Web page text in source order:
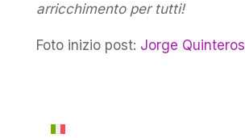
arricchimento per tutti!
Foto inizio post: Jorge Quinteros